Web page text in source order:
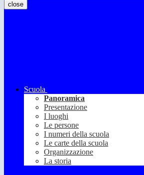
close
Scuola
Panoramica
Presentazione
I luoghi
Le persone
I numeri della scuola
Le carte della scuola
Organizzazione
La storia